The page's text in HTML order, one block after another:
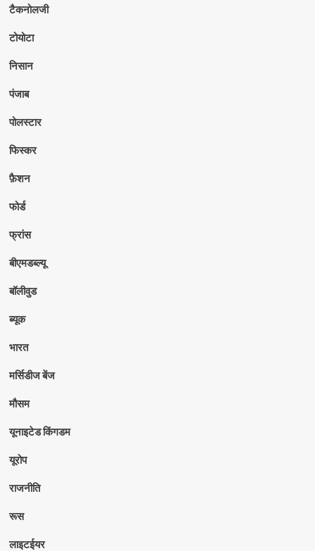
टैकनोलजी
टोयोटा
निसान
पंजाब
पोलस्टार
फिस्कर
फ़ैशन
फोर्ड
फ्रांस
बीएमडब्ल्यू
बॉलीवुड
ब्यूक
भारत
मर्सिडीज बेंज
मौसम
यूनाइटेड किंगडम
यूरोप
राजनीति
रूस
लाइटईयर